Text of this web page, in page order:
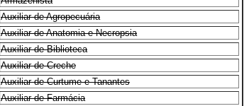
Auxiliar de Agropecuária
Auxiliar de Anatomia e Necropsia
Auxiliar de Biblioteca
Auxiliar de Creche
Auxiliar de Curtume e Tanantes
Auxiliar de Farmácia